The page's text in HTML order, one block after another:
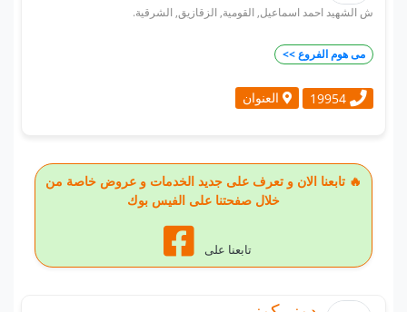
ش الشهيد احمد اسماعيل, القومية, الزقازيق, الشرقية.
مى هوم الفروع >>
19954 العنوان
🔥 تابعنا الان و تعرف على جديد الخدمات و عروض خاصة من
خلال صفحتنا على الفيس بوك
تابعنا على